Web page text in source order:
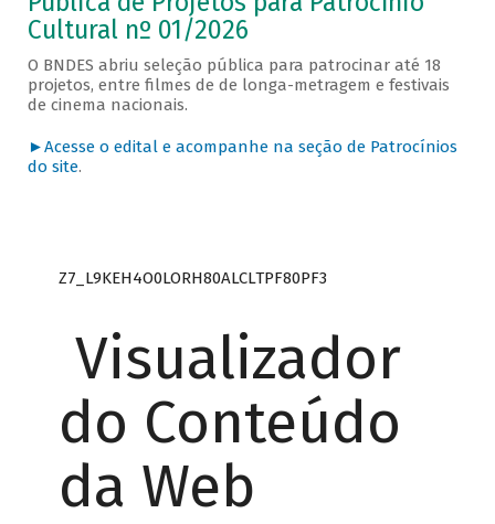
Cultural nº 01/2026
O BNDES abriu seleção pública para patrocinar até 18
projetos, entre filmes de de longa-metragem e festivais
de cinema nacionais.
►Acesse o edital e acompanhe na seção de Patrocínios
do site.
Z7_L9KEH4O0LORH80ALCLTPF80PF3
Visualizador
do Conteúdo
da Web